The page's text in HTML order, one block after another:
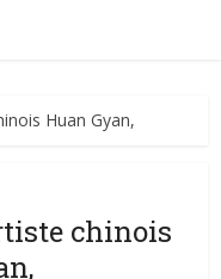
Huan Gyan,
chinois